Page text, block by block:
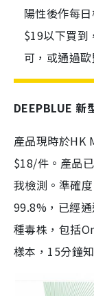
陽性後作每
$19以下買到
可，或通過
DEEPBLUE 新
產品現時於HK
$18/件。產品
我檢測。準確
99.8%，已經
種毒株，包括
樣本，15分鐘